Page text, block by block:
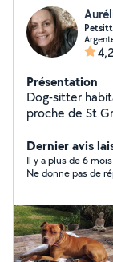
Présentation
Dog-sitter
proche de St
me déplacer
numéro pour
limitée dans le
Dernier avis
Il y a plus de 6 mois
Ne donne pas de